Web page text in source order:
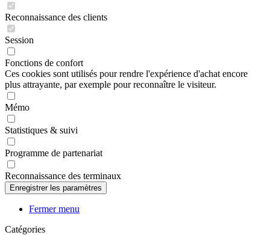
Reconnaissance des clients
Session
Fonctions de confort
Ces cookies sont utilisés pour rendre l'expérience d'achat encore
plus attrayante, par exemple pour reconnaître le visiteur.
Mémo
Statistiques & suivi
Programme de partenariat
Reconnaissance des terminaux
Fermer menu
Catégories